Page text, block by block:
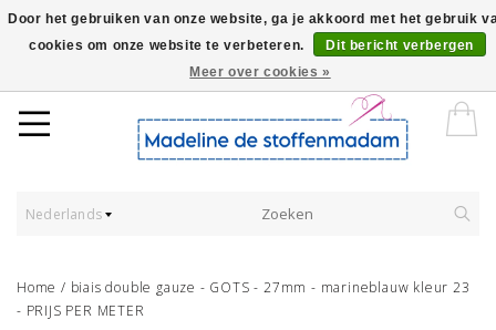
Worldwide Shipping - Onze stoffen worden verkocht per 10 cm.
Nederlands
Home / biais double gauze - GOTS - 27mm - marineblauw kleur 23
- PRIJS PER METER
Door het gebruiken van onze website, ga je akkoord met het gebruik
cookies om onze website te verbeteren.
Dit bericht verbergen
Meer over cookies »